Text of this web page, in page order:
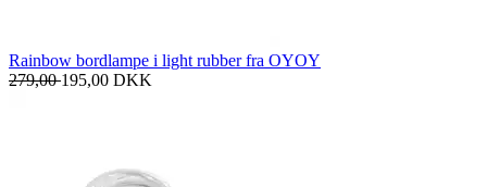
Rainbow bordlampe i light rubber fra OYOY
279,00195,00 DKK